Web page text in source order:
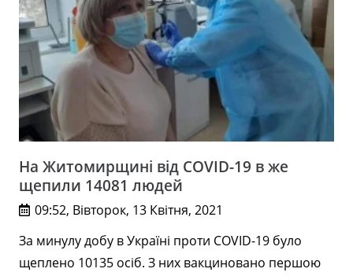
На Житомирщині від COVID-19 в же
щепили 14081 людей
09:52, Вівторок, 13 Квітня, 2021
За минулу добу в Україні проти COVID-19 було
щеплено 10135 осіб. З них вакциновано першою